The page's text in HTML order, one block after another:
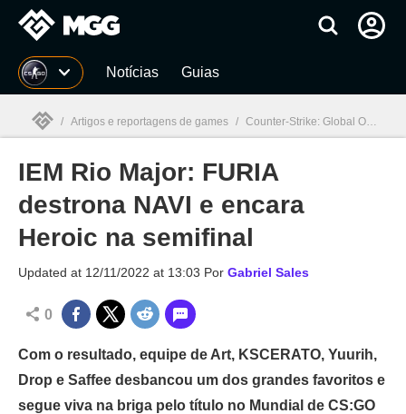
Millenium Notícias Guias
Millenium
/ Artigos e reportagens de games / Counter-Strike: Global Offensive
IEM Rio Major: FURIA
destrona NAVI e encara
Heroic na semifinal
Updated at 12/11/2022 at 13:03 Por Gabriel Sales
0
Com o resultado, equipe de Art, KSCERATO, Yuurih,
Drop e Saffee desbancou um dos grandes favoritos e
segue viva na briga pelo título no Mundial de CS:GO